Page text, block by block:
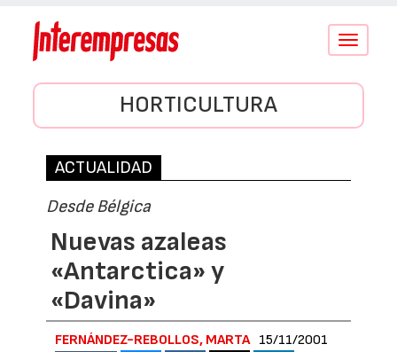
Conmutar
HORTICULTURA
ACTUALIDAD
Desde Bélgica
Nuevas azaleas
«Antarctica» y
«Davina»
FERNÁNDEZ-REBOLLOS, MARTA 15/11/2001